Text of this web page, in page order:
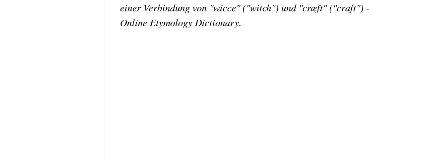
einer Verbindung von "wicce" ("witch") und "cræft" ("craft") -
Online Etymology Dictionary.